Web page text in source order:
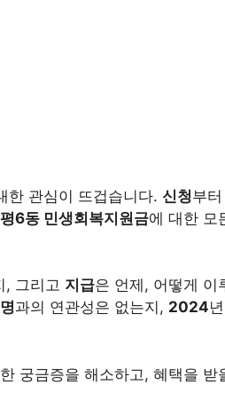
한 관심이 뜨겁습니다. 신청부터
6동 민생회복지원금에 대한 모
, 그리고 지급은 언제, 어떻게 이
과의 연관성은 없는지, 2024
궁금증을 해소하고, 혜택을 받